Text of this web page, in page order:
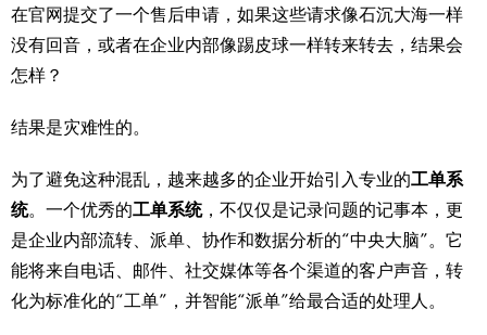
在官网提交了一个售后申请，如果这些请求像石沉大海一样
没有回音，或者在企业内部像踢皮球一样转来转去，结果会
怎样？
结果是灾难性的。
为了避免这种混乱，越来越多的企业开始引入专业的工单系
统。一个优秀的工单系统，不仅仅是记录问题的记事本，更
是企业内部流转、派单、协作和数据分析的“中央大脑”。它
能将来自电话、邮件、社交媒体等各个渠道的客户声音，转
化为标准化的“工单”，并智能“派单”给最合适的处理人。